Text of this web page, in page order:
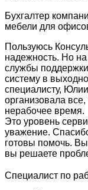
Бухгалтер
мебели для
Пользуюсь
надежность. Но
службы
систему в
специалисту,
организовала
нерабочее время.
Это уровень
уважение.
готовы помочь. Вы
вы решаете
Специалист по